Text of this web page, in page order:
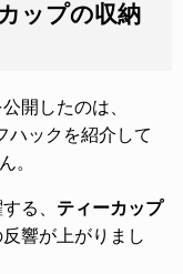
ップの収納
開したのは、
ハックを紹介して
。
る、 ティーカップ
響が上がりまし